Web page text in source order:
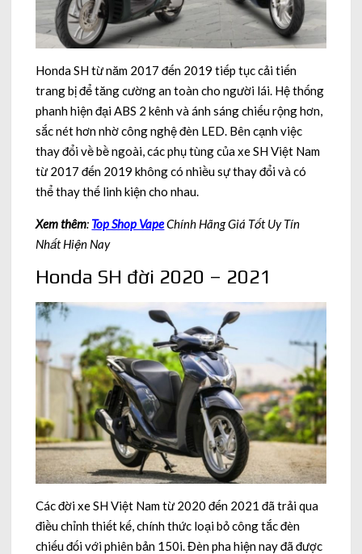
Honda SH từ năm 2017 đến 2019 tiếp tục cải tiến
trang bị để tăng cường an toàn cho người lái. Hệ thống
phanh hiện đại ABS 2 kênh và ánh sáng chiếu rộng hơn,
sắc nét hơn nhờ công nghệ đèn LED. Bên cạnh việc
thay đổi về bề ngoài, các phụ tùng của xe SH Việt Nam
từ 2017 đến 2019 không có nhiều sự thay đổi và có
thể thay thế linh kiện cho nhau.
Xem thêm: Top Shop VapeChính Hãng Giá Tốt Uy Tín
Nhất Hiện Nay
Honda SH đời 2020 – 2021
Các đời xe SH Việt Nam từ 2020 đến 2021 đã trải qua
điều chỉnh thiết kế, chính thức loại bỏ công tắc đèn
chiếu đối với phiên bản 150i. Đèn pha hiện nay đã được